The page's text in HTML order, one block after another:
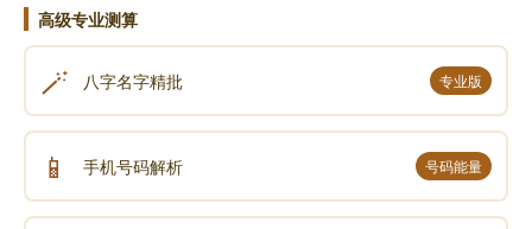
高级专业测算
🪄 八字名字精批 专业版
📱 手机号码解析 号码能量